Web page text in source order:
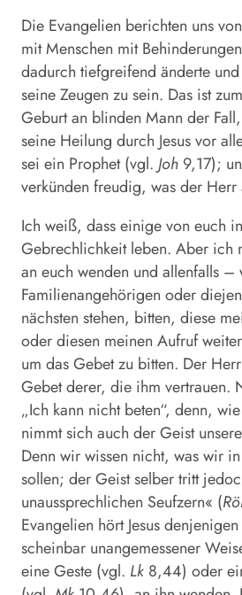
Die Evangelien berichten uns
mit Menschen mit
dadurch tiefgreifend änderte
seine Zeugen zu sein. Das ist
Geburt an blinden Mann der
seine Heilung durch Jesus vor
sei ein Prophet (vgl. Joh 9,17);
verkünden freudig, was der Herr
Ich weiß, dass einige von euch
Gebrechlichkeit leben. Aber ich
an euch wenden und allenfalls
Familienangehörigen oder
nächsten stehen, bitten, diese
oder diesen meinen Aufruf
um das Gebet zu bitten. Der
Gebet derer, die ihm vertrauen.
„Ich kann nicht beten“, denn,
nimmt sich auch der Geist
Denn wir wissen nicht, was wir
sollen; der Geist selber tritt
unaussprechlichen Seufzern« (
Evangelien hört Jesus
scheinbar unangemessener
eine Geste (vgl. Lk 8,44) oder